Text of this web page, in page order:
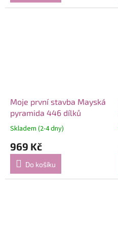
Moje první stavba Mayská
pyramida 446 dílků
Skladem (2-4 dny)
969 Kč
Do košíku